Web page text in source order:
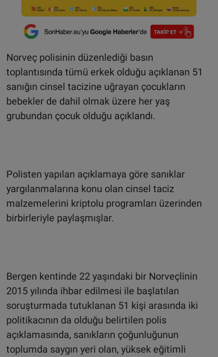
Norveç polisinin düzenlediği basın
toplantısında tümü erkek olduğu açıklanan 51
sanığın cinsel tacizine uğrayan çocukların
bebekler de dahil olmak üzere her yaş
grubundan çocuk olduğu açıklandı.
Polisten yapılan açıklamaya göre sanıklar
yargılanmalarına konu olan cinsel taciz
malzemelerini kriptolu programları üzerinden
birbirleriyle paylaşmışlar.
Bergen kentinde 22 yaşındaki bir Norveçlinin
2015 yılında ihbar edilmesi ile başlatılan
soruşturmada tutuklanan 51 kişi arasında iki
politikacının da olduğu belirtilen polis
açıklamasında, sanıkların çoğunluğunun
toplumda saygın yeri olan, yüksek eğitimli